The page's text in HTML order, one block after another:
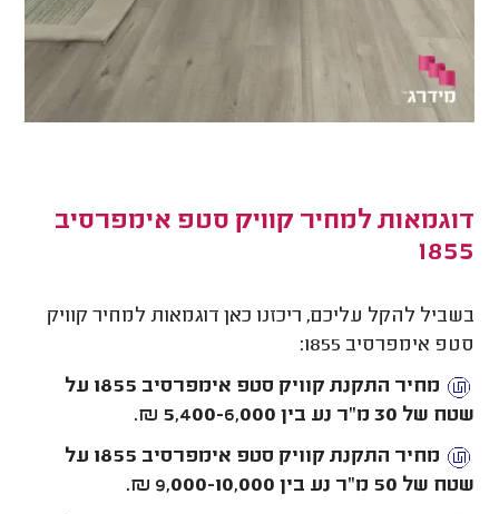
דוגמאות למחיר קוויק סטפ אימפרסיב
1855
בשביל להקל עליכם, ריכזנו כאן דוגמאות למחיר קוויק
סטפ אימפרסיב 1855:
מחיר התקנת קוויק סטפ אימפרסיב 1855 על
שטח של 30 מ"ר נע בין 5,400-6,000 ₪.
מחיר התקנת קוויק סטפ אימפרסיב 1855 על
שטח של 50 מ"ר נע בין 9,000-10,000 ₪.